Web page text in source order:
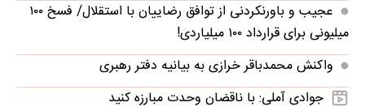
عجیب و باورنکردنی از توافق رضاییان با استقلال/ فسخ ۱۰۰
میلیونی برای قرارداد ۱۰۰ میلیاردی!
واکنش محمدباقر خرازی به بیانیه دفتر رهبری
جوادی آملی: با ناقضان وحدت مبارزه کنید